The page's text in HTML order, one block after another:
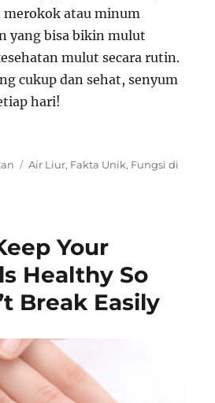
merokok atau minum
yang bisa bikin mulut
mulut secara rutin.
cukup dan sehat, senyum
hari!
Tags
Air Liur, Fakta Unik, Fungsi di
Your
Healthy So
Break Easily